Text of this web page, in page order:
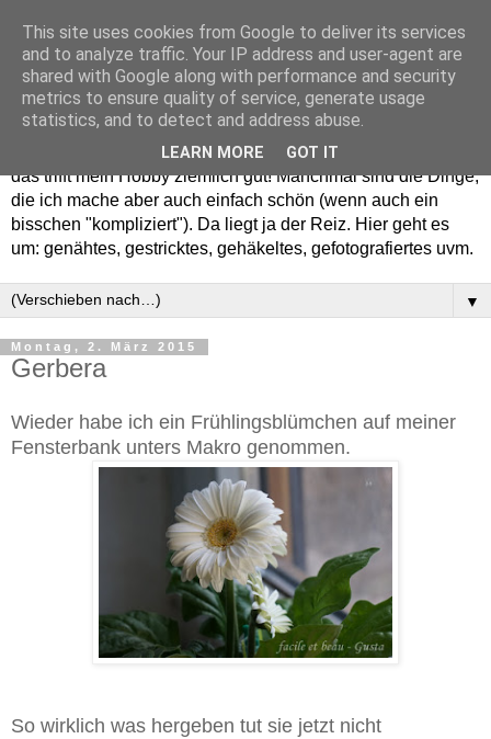
Willkommen in meinem "Wohnzimmer". Einfach und schön -
das trifft mein Hobby ziemlich gut! Manchmal sind die Dinge,
die ich mache aber auch einfach schön (wenn auch ein
bisschen "kompliziert"). Da liegt ja der Reiz. Hier geht es
um: genähtes, gestricktes, gehäkeltes, gefotografiertes uvm.
▼
Montag, 2. März 2015
Gerbera
Wieder habe ich ein Frühlingsblümchen auf meiner
Fensterbank unters Makro genommen.
So wirklich was hergeben tut sie jetzt nicht
This site uses cookies from Google to deliver its services
and to analyze traffic. Your IP address and user-agent are
shared with Google along with performance and security
metrics to ensure quality of service, generate usage
statistics, and to detect and address abuse.
LEARN MORE GOT IT